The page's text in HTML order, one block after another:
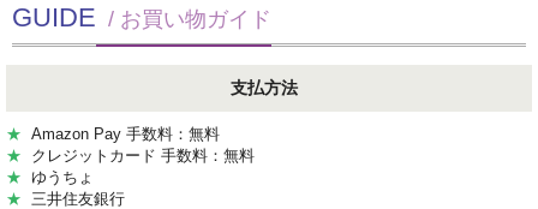
GUIDE / お買い物ガイド
支払方法
★ Amazon Pay 手数料：無料
★ クレジットカード 手数料：無料
★ ゆうちょ
★ 三井住友銀行